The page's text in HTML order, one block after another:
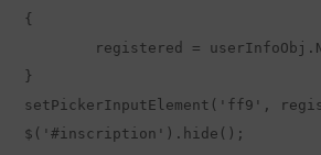
{
}
setPickerInputElement('ff9',
$('#inscription').hide();